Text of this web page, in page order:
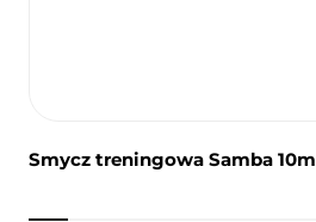
Smycz treningowa Samba 10m